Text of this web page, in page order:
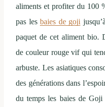
aliments et profiter du 100
pas lesbaies de goji
paquet de cet aliment bio.
de couleur rouge vif qui
arbuste. Les asiatiques
des générations dans
du temps les baies de